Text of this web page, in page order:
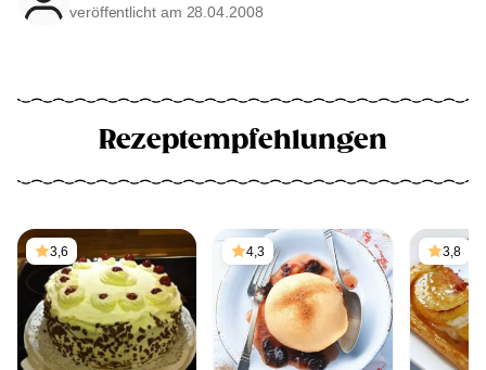
veröffentlicht am 28.04.2008
Rezeptempfehlungen
3,6 4,3 3,8